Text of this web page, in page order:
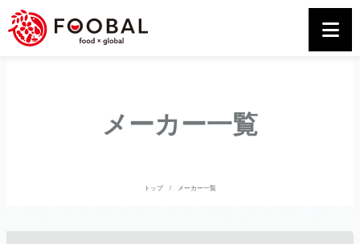
メーカー一覧
トップ メーカー一覧